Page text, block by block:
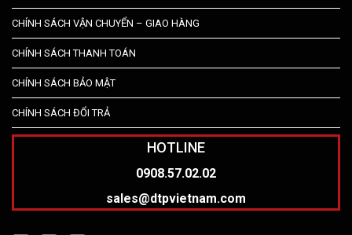
CHÍNH SÁCH VẬN CHUYỂN – GIAO HÀNG
CHÍNH SÁCH THANH TOÁN
CHÍNH SÁCH BẢO MẬT
CHÍNH SÁCH ĐỔI TRẢ
HOTLINE
0908.57.02.02
sales@dtpvietnam.com